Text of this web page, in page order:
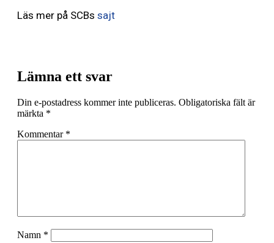
Läs mer på SCBs sajt
Lämna ett svar
Din e-postadress kommer inte publiceras. Obligatoriska fält är
märkta *
Kommentar *
Namn *